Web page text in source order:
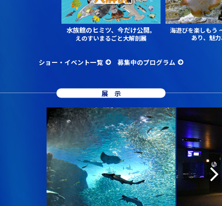
水族館のヒミツ、今だけ公開。
えのすいまるごと大解剖展
海遊びを楽しもう
あり、魅
ショー・イベント一覧 募集中のプログラム
展示